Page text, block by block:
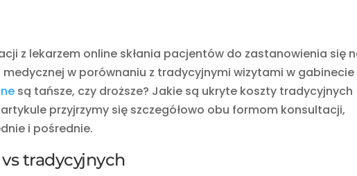
z lekarzem online skłania pacjentów do zastanowienia się
w porównaniu z tradycyjnymi wizytami w gabinecie
są tańsze, czy droższe? Jakie są ukryte koszty tradycyjnych
przyjrzymy się szczegółowo obu formom konsultacji,
i pośrednie.
tradycyjnych